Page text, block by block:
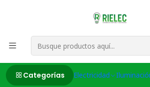
Categorías Electricidad